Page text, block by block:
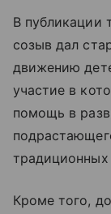
В публикации
созыв дал
движению
участие в
помощь в
традиционных
Кроме того,